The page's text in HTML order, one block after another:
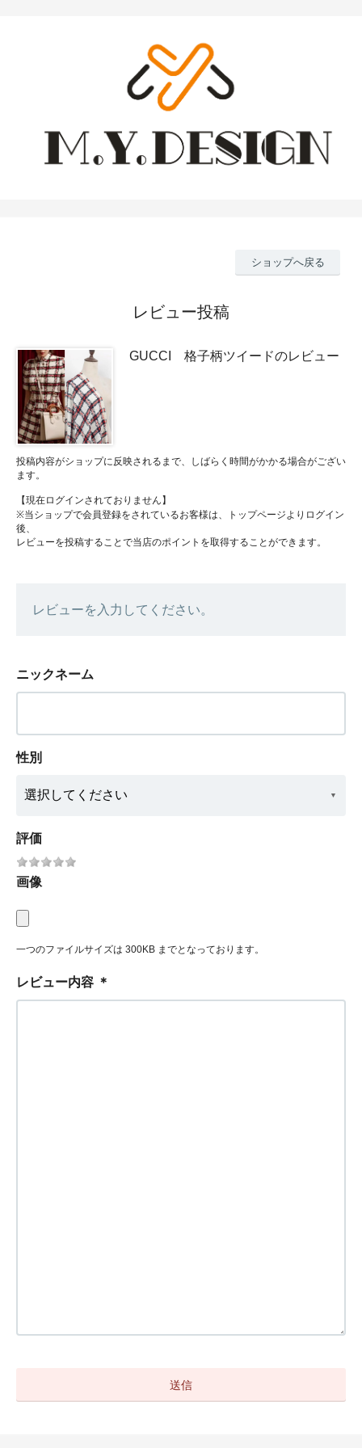
ショップへ戻る
レビュー投稿
GUCCI 格子柄ツイードのレビュー
投稿内容がショップに反映されるまで、しばらく時間がかかる場合がござい
ます。
【現在ログインされておりません】
※当ショップで会員登録をされているお客様は、トップページよりログイン
後、
レビューを投稿することで当店のポイントを取得することができます。
レビューを入力してください。
ニックネーム
性別
評価
画像
一つのファイルサイズは 300KB までとなっております。
レビュー内容 ＊